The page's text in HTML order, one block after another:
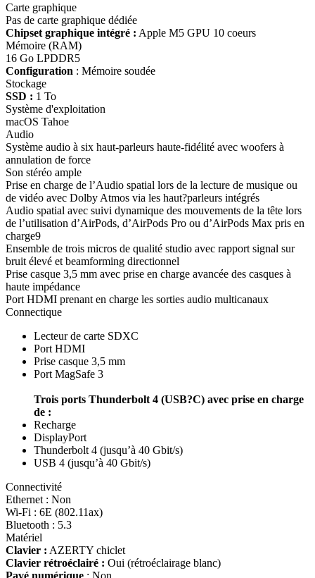
Carte graphique
Pas de carte graphique dédiée
Chipset graphique intégré : Apple M5 GPU 10 coeurs
Mémoire (RAM)
16 Go LPDDR5
Configuration : Mémoire soudée
Stockage
SSD : 1 To
Système d'exploitation
macOS Tahoe
Audio
Système audio à six haut-parleurs haute-fidélité avec woofers à
annulation de force
Son stéréo ample
Prise en charge de l’Audio spatial lors de la lecture de musique ou
de vidéo avec Dolby Atmos via les haut?parleurs intégrés
Audio spatial avec suivi dyna­mique des mouvements de la tête lors
de l’utilisa­tion d’AirPods, d’AirPods Pro ou d’AirPods Max pris en
charge9
Ensemble de trois micros de qualité studio avec rapport signal sur
bruit élevé et beam­forming directionnel
Prise casque 3,5 mm avec prise en charge avancée des casques à
haute impédance
Port HDMI prenant en charge les sorties audio multicanaux
Connectique
Lecteur de carte SDXC
Port HDMI
Prise casque 3,5 mm
Port MagSafe 3
Trois ports Thunderbolt 4 (USB?C) avec prise en charge
de :
Recharge
DisplayPort
Thunderbolt 4 (jusqu’à 40 Gbit/s)
USB 4 (jusqu’à 40 Gbit/s)
Connectivité
Ethernet : Non
Wi-Fi : 6E (802.11ax)
Bluetooth : 5.3
Matériel
Clavier : AZERTY chiclet
Clavier rétroéclairé : Oui (rétroéclairage blanc)
Pavé numérique : Non